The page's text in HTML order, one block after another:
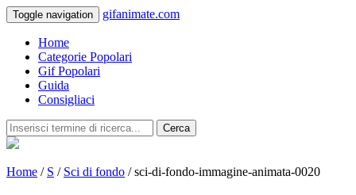
Toggle navigation gifanimate.com
Home
Categorie Popolari
Gif Popolari
Guida
Consigliaci
Cerca
Home / S / Sci di fondo / sci-di-fondo-immagine-animata-0020